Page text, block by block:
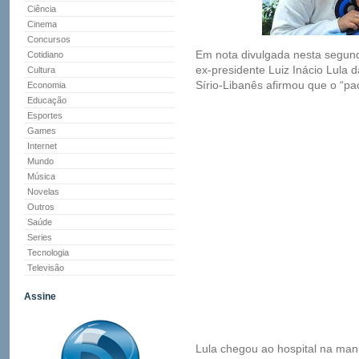
Ciência
Cinema
Concursos
Cotidiano
Cultura
Economia
Educação
Esportes
Games
Internet
Mundo
Música
Novelas
Outros
Saúde
Series
Tecnologia
Televisão
Assine
Em nota divulgada nesta
ex-presidente Luiz Inácio Lula
Sírio-Libanês afirmou que o
Lula chegou ao hospital na